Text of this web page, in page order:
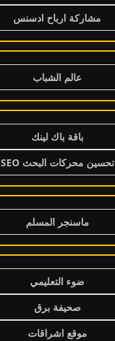
مشاركة ارباح ادسنس
عالم الشباب
باقة باك لينك
تحسين محركات البحث SEO
ماسنجر المسلم
ضوء التعليمي
صحيفة برق
موقع اشراقات